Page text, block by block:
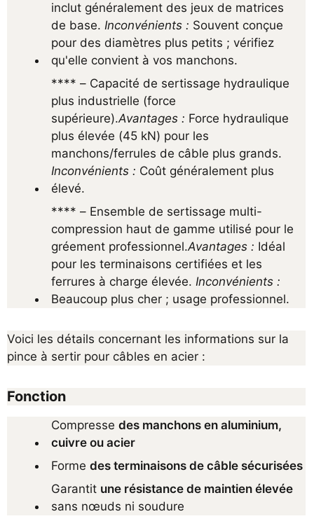
inclut généralement des jeux de matrices
de base. Inconvénients : Souvent conçue
pour des diamètres plus petits ; vérifiez
qu'elle convient à vos manchons.
**** – Capacité de sertissage hydraulique
plus industrielle (force
supérieure).Avantages : Force hydraulique
plus élevée (45 kN) pour les
manchons/ferrules de câble plus grands.
Inconvénients : Coût généralement plus
élevé.
**** – Ensemble de sertissage multi-
compression haut de gamme utilisé pour le
gréement professionnel.Avantages : Idéal
pour les terminaisons certifiées et les
ferrures à charge élevée. Inconvénients :
Beaucoup plus cher ; usage professionnel.
Voici les détails concernant les informations sur la
pince à sertir pour câbles en acier :
Fonction
Compresse des manchons en aluminium,
cuivre ou acier
Forme des terminaisons de câble sécurisées
Garantit une résistance de maintien élevée
sans nœuds ni soudure